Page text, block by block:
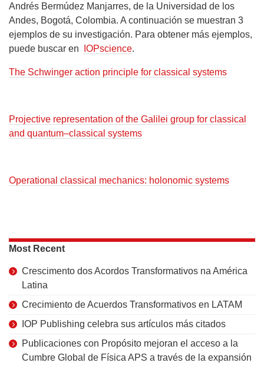
Andrés Bermúdez Manjarres, de la Universidad de los
Andes, Bogotá, Colombia. A continuación se muestran 3
ejemplos de su investigación. Para obtener más ejemplos,
puede buscar en
IOPscience.
The Schwinger action principle for classical systems
Projective representation of the Galilei group for classical
and quantum–classical systems
Operational classical mechanics: holonomic systems
Most Recent
Crescimento dos Acordos Transformativos na América
Latina
Crecimiento de Acuerdos Transformativos en LATAM
IOP Publishing celebra sus artículos más citados
Publicaciones con Propósito mejoran el acceso a la
Cumbre Global de Física APS a través de la expansión